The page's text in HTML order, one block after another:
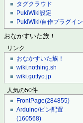
タグクラウド
PukiWiki設定
PukiWiki/自作プラグイン
おなかすいた族！
リンク
おなかすいた族！
wiki.nothing.sh
wiki.guttyo.jp
人気の50件
FrontPage(284855)
Arduino/ピン配置
(160568)